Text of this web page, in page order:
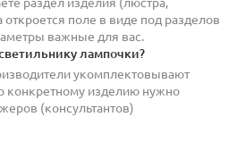
откроется поле в виде под разделов
важные для вас.
лампочки?
укомплектовывают
конкретному изделию нужно
(консультантов)